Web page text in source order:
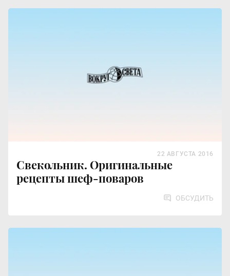
Свекольник. Оригинальные
рецепты шеф-поваров
22 АВГУСТА 2016
ОБСУДИТЬ